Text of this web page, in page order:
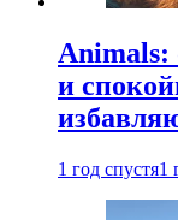
и
1 год спустя1